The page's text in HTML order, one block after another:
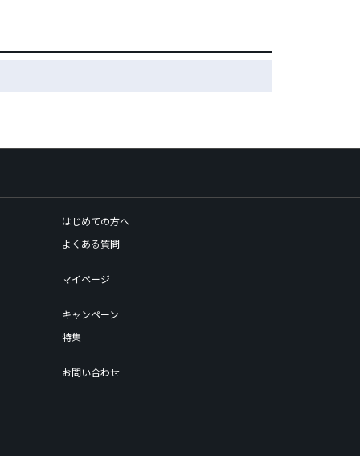
はじめての方へ
よくある質問
マイページ
キャンペーン
特集
お問い合わせ